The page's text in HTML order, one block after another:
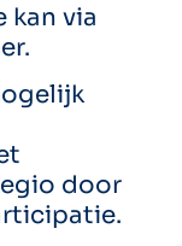
kan via
door